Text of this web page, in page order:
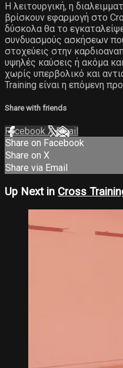
Η λειτουργική, η
βρίσκουν εφαρμογή στο
δύσκολα θα το
συνδυασμούς ασκήσεων
στοχεύεις στην
υψηλές καύσεις ή ακόμα
χωρίς υπερβολικό και
Training είναι η επόμενη
Share with friends
Facebook XEmail
Share on Facebook
Share on X
Share via Email
Up Next in Cross